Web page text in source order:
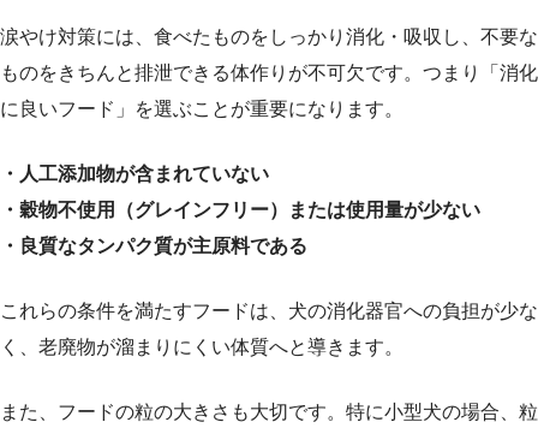
涙やけ対策には、食べたものをしっかり消化・吸収し、不要な
ものをきちんと排泄できる体作りが不可欠です。つまり「消化
に良いフード」を選ぶことが重要になります。
・人工添加物が含まれていない
・穀物不使用（グレインフリー）または使用量が少ない
・良質なタンパク質が主原料である
これらの条件を満たすフードは、犬の消化器官への負担が少な
く、老廃物が溜まりにくい体質へと導きます。
また、フードの粒の大きさも大切です。特に小型犬の場合、粒